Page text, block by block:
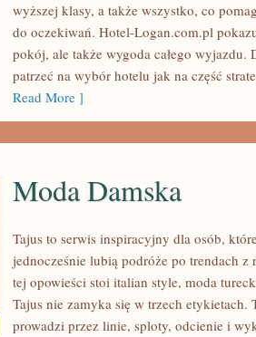
WSCHODY
wyższej klasy, a także wszystko, co
do oczekiwań. Hotel-Logan.com.pl
pokój, ale także wygoda całego
patrzeć na wybór hotelu jak na część
Read More ]
Moda Damska
Tajus to serwis inspiracyjny dla osób,
jednocześnie lubią podróże po trendach
tej opowieści stoi italian style, moda
Tajus nie zamyka się w trzech
prowadzi przez linie, sploty, odcienie i